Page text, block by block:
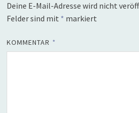
Deine E-Mail-Adresse wird nicht
Felder sind mit * markiert
KOMMENTAR *